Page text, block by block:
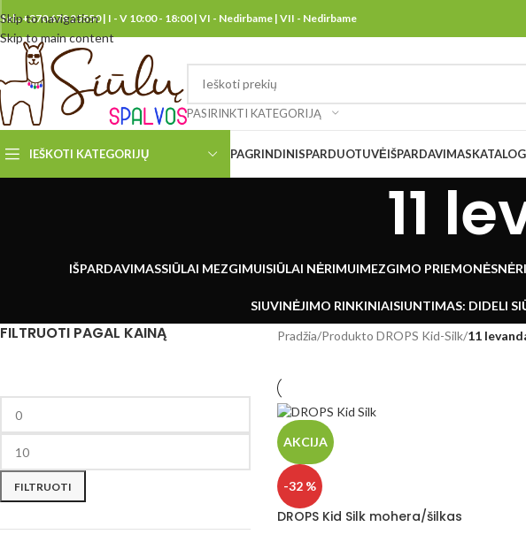
Skip to navigation
Skip to main content
tel.: +370 678 25550 | I - V 10:00 - 18:00 | VI - Nedirbame | VII - Nedirbame
PASIRINKTI KATEGORIJĄ
IEŠKOTI KATEGORIJŲ PAGRINDINISPARDUOTUVĖIŠPARDAVIMAS
11
IŠPARDAVIMASSIŪLAI MEZGIMUISIŪLAI NĖRIMUIMEZGIMO PRIEMONĖS
SIUVINĖJIMO RINKINIAISIUNTIMAS: DIDELI
FILTRUOTI PAGAL KAINĄ
FILTRUOTI
Pradžia/Produkto DROPS Kid-Silk/11
AKCIJA
-32 %
DROPS Kid Silk mohera/šilkas